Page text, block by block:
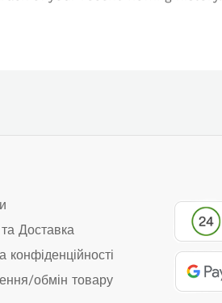
Доставка
конфіденційності
обмін товару